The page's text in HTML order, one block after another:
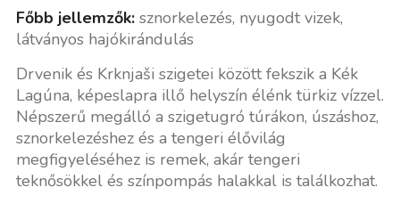
Főbb jellemzők:sznorkelezés, nyugodt vizek,
látványos hajókirándulás
Drvenik és Krknjaši szigetei között fekszik a Kék
Lagúna, képeslapra illő helyszín élénk türkiz vízzel.
Népszerű megálló a szigetugró túrákon, úszáshoz,
sznorkelezéshez és a tengeri élővilág
megfigyeléséhez is remek, akár tengeri
teknősökkel és színpompás halakkal is találkozhat.